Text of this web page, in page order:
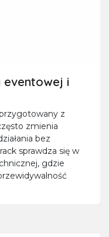
eventowej i
z
zmienia
bez
sprawdza się w
gdzie